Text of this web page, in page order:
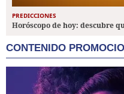
PREDICCIONES
Horóscopo de hoy: descubre
CONTENIDO